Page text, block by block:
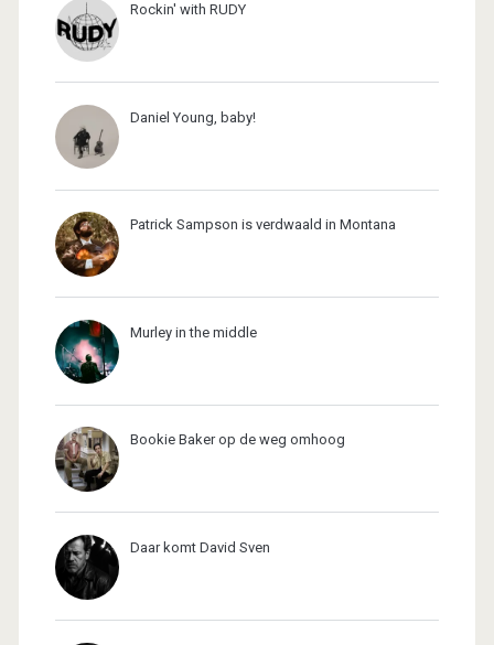
Rockin' with RUDY
Daniel Young, baby!
Patrick Sampson is verdwaald in Montana
Murley in the middle
Bookie Baker op de weg omhoog
Daar komt David Sven